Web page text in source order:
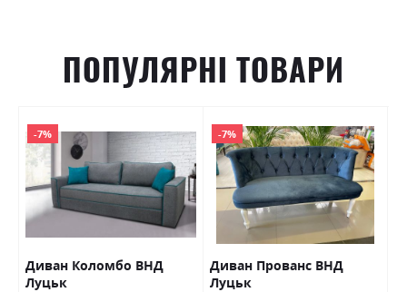
ПОПУЛЯРНІ ТОВАРИ
-7%
Диван Коломбо ВНД
Луцьк
-7%
Диван Прованс ВНД
Луцьк